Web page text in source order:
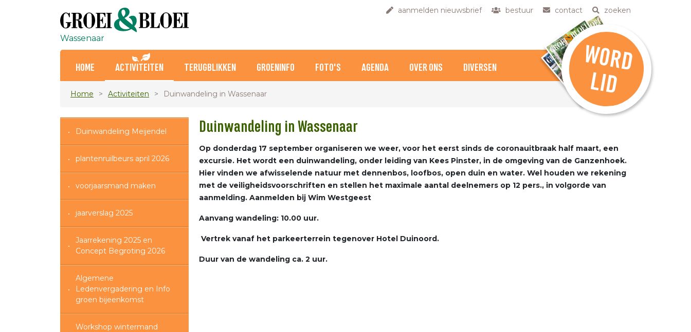
aanmelden nieuwsbrief bestuur contact zoeken
Wassenaar
HOME ACTIVITEITEN TERUGBLIKKEN GROENINFO FOTO'S AGENDA OVER ONS DIVERSEN W
O
R
D
L
ID
Home Activiteiten Duinwandeling in Wassenaar
Duinwandeling Meijendel
plantenruilbeurs april 2026
voorjaarsmand maken
jaarverslag 2025
Jaarrekening 2025 en
Concept Begroting 2026
Algemene
Ledenvergadering en Info
groen bijeenkomst
Workshop wintermand
Duinwandeling in Wassenaar
Op donderdag 17 september organiseren we weer, voor het eerst sinds de coronauitbraak half maart, een
excursie. Het wordt een duinwandeling, onder leiding van Kees Pinster, in de omgeving van de Ganzenhoek.
Hier vinden we afwisselende natuur met dennenbos, loofbos, open duin en water. Wel houden we rekening
met de veiligheidsvoorschriften en stellen het maximale aantal deelnemers op 12 pers., in volgorde van
aanmelding. Aanmelden bij Wim Westgeest
Aanvang wandeling: 10.00 uur.
Vertrek vanaf het parkeerterrein tegenover Hotel Duinoord.
Duur van de wandeling ca. 2 uur.